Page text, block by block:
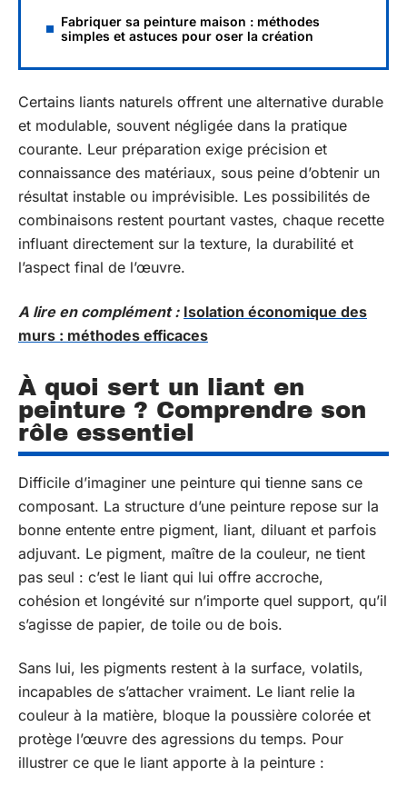
Fabriquer sa peinture maison : méthodes
simples et astuces pour oser la création
Certains liants naturels offrent une alternative durable
et modulable, souvent négligée dans la pratique
courante. Leur préparation exige précision et
connaissance des matériaux, sous peine d’obtenir un
résultat instable ou imprévisible. Les possibilités de
combinaisons restent pourtant vastes, chaque recette
influant directement sur la texture, la durabilité et
l’aspect final de l’œuvre.
A lire en complément : Isolation économique des
murs : méthodes efficaces
À quoi sert un liant en
peinture ? Comprendre son
rôle essentiel
Difficile d’imaginer une peinture qui tienne sans ce
composant. La structure d’une peinture repose sur la
bonne entente entre pigment, liant, diluant et parfois
adjuvant. Le pigment, maître de la couleur, ne tient
pas seul : c’est le liant qui lui offre accroche,
cohésion et longévité sur n’importe quel support, qu’il
s’agisse de papier, de toile ou de bois.
Sans lui, les pigments restent à la surface, volatils,
incapables de s’attacher vraiment. Le liant relie la
couleur à la matière, bloque la poussière colorée et
protège l’œuvre des agressions du temps. Pour
illustrer ce que le liant apporte à la peinture :